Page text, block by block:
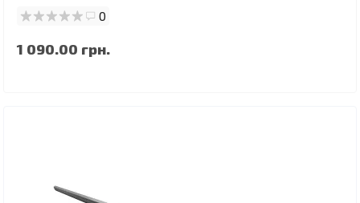
0
1 090.00 грн.